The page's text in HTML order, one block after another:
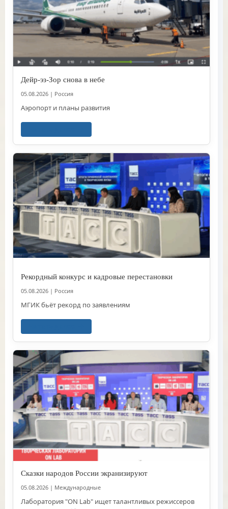
Дейр-эз-Зор снова в небе
05.08.2026 | Россия
Аэропорт и планы развития
Рекордный конкурс и кадровые перестановки
05.08.2026 | Россия
МГИК бьёт рекорд по заявлениям
Сказки народов России экранизируют
05.08.2026 | Международные
Лаборатория "ON Lab" ищет талантливых режиссеров